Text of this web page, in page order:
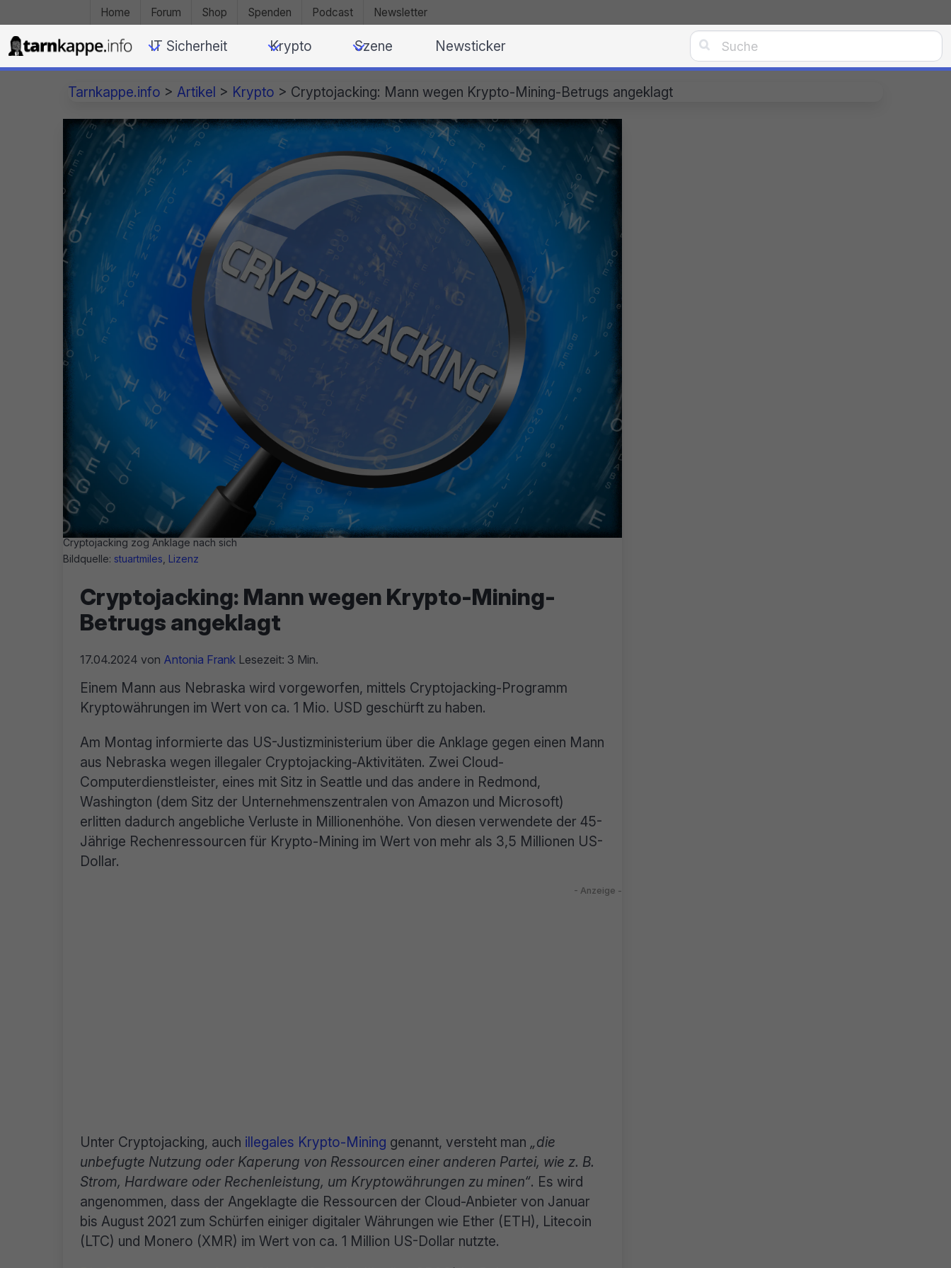
Home Forum Shop Spenden Podcast Newsletter
IT Sicherheit Krypto Szene Newsticker 
Tarnkappe.info > Artikel > Krypto > Cryptojacking: Mann wegen Krypto-Mining-Betrugs angeklagt
Cryptojacking zog Anklage nach sich
Bildquelle: stuartmiles, Lizenz
Cryptojacking: Mann wegen Krypto-Mining-
Betrugs angeklagt
17.04.2024 von Antonia Frank Lesezeit: 3 Min.
Einem Mann aus Nebraska wird vorgeworfen, mittels Cryptojacking-Programm
Kryptowährungen im Wert von ca. 1 Mio. USD geschürft zu haben.
Am Montag informierte das US-Justizministerium über die Anklage gegen einen Mann
aus Nebraska wegen illegaler Cryptojacking-Aktivitäten. Zwei Cloud-
Computerdienstleister, eines mit Sitz in Seattle und das andere in Redmond,
Washington (dem Sitz der Unternehmenszentralen von Amazon und Microsoft)
erlitten dadurch angebliche Verluste in Millionenhöhe. Von diesen verwendete der 45-
Jährige Rechenressourcen für Krypto-Mining im Wert von mehr als 3,5 Millionen US-
Dollar.
Unter Cryptojacking, auch illegales Krypto-Mining genannt, versteht man „die
unbefugte Nutzung oder Kaperung von Ressourcen einer anderen Partei, wie z. B.
Strom, Hardware oder Rechenleistung, um Kryptowährungen zu minen“. Es wird
angenommen, dass der Angeklagte die Ressourcen der Cloud-Anbieter von Januar
bis August 2021 zum Schürfen einiger digitaler Währungen wie Ether (ETH), Litecoin
(LTC) und Monero (XMR) im Wert von ca. 1 Million US-Dollar nutzte.